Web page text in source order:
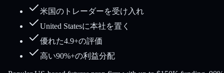
米国のトレーダーを受け入れ
United Statesに本社を置く
優れた4.9+の評価
高い90%+の利益分配